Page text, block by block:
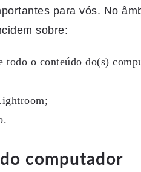
para vós. No
sobre:
todo o conteúdo do(s)
computador